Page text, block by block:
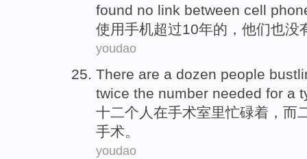
found no link between cell
使用手机超过10年的， 他们也没
youdao
There are a dozen people
twice the number needed for a
十二个人 在手术室里忙碌着，而
手术。
youdao